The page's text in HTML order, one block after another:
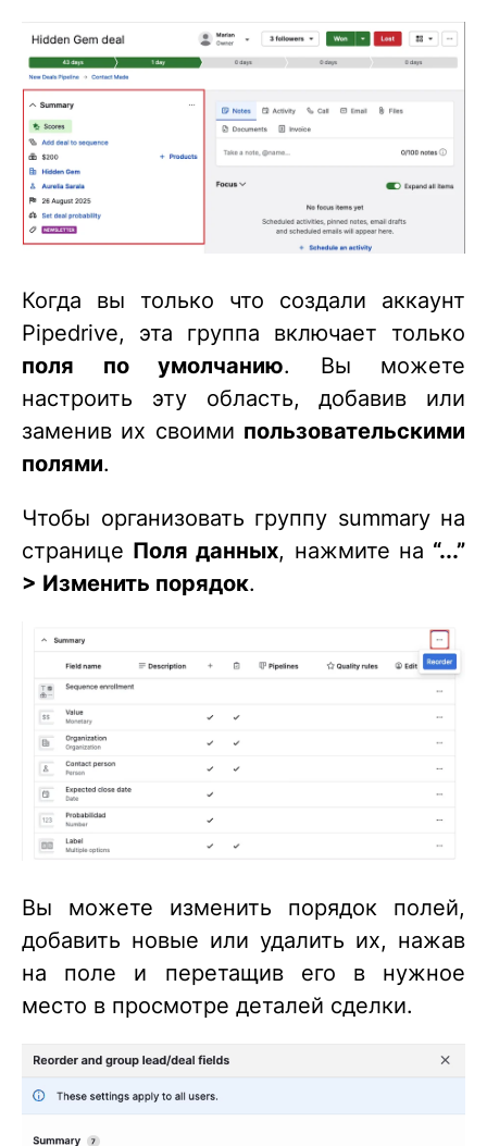
Когда вы только что создали аккаунт
Pipedrive, эта группа включает только
поля по умолчанию. Вы можете
настроить эту область, добавив или
заменив их своими пользовательскими
полями.
Чтобы организовать группу summary на
странице Поля данных, нажмите на “...”
> Изменить порядок.
Вы можете изменить порядок полей,
добавить новые или удалить их, нажав
на поле и перетащив его в нужное
место в просмотре деталей сделки.